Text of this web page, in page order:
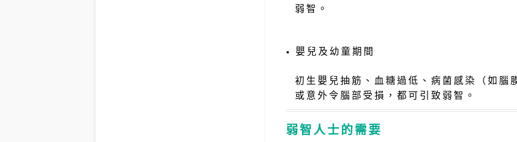
弱智。
嬰兒及幼童期間
初生嬰兒抽筋、血糖過低、病菌感染（如腦
或意外令腦部受損，都可引致弱智。
弱智人士的需要